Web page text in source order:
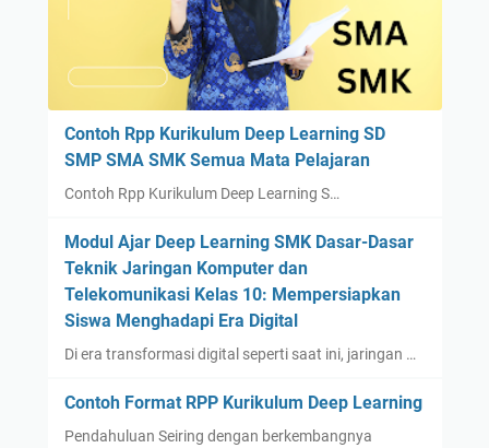
Contoh Rpp Kurikulum Deep Learning SD
SMP SMA SMK Semua Mata Pelajaran
Contoh Rpp Kurikulum Deep Learning S…
Modul Ajar Deep Learning SMK Dasar-Dasar
Teknik Jaringan Komputer dan
Telekomunikasi Kelas 10: Mempersiapkan
Siswa Menghadapi Era Digital
Di era transformasi digital seperti saat ini, jaringan …
Contoh Format RPP Kurikulum Deep Learning
Pendahuluan Seiring dengan berkembangnya